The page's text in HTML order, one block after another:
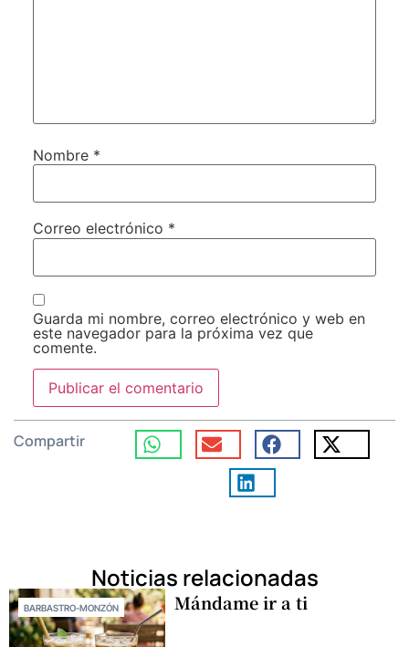
Nombre *
Correo electrónico *
Guarda mi nombre, correo electrónico y web en
este navegador para la próxima vez que
comente.
Compartir
Noticias relacionadas
BARBASTRO-MONZÓN Mándame ir a ti